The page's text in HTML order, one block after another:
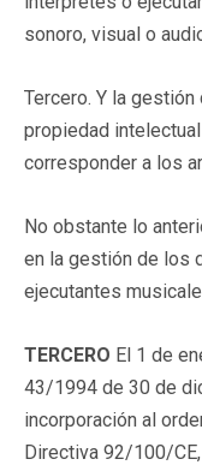
sonoro, visual o
Tercero. Y la
propiedad
corresponder a los
No obstante lo
en la gestión de los
ejecutantes
TERCERO El 1 de
43/1994 de 30 de
incorporación al
Directiva 92/100/